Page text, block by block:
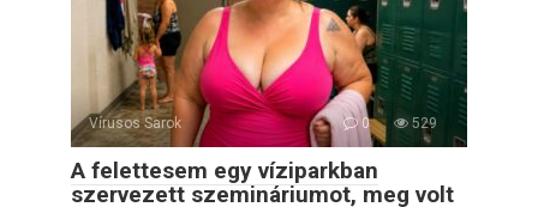
Vírusos Sarok 0 529
A felettesem egy víziparkban
szervezett szemináriumot, meg volt